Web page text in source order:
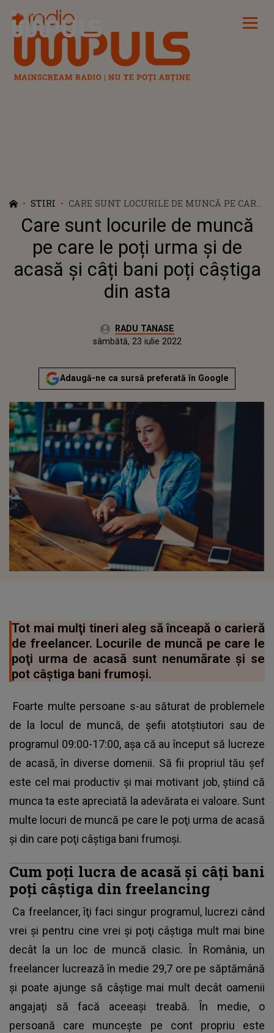
Radio Impuls
STIRI
CARE SUNT LOCURILE DE MUNCĂ PE CARE
LE POȚI URMA ȘI DE ACASĂ ȘI CÂȚI BANI
POȚI CÂȘTIGA DIN ASTA
Care sunt locurile de muncă
pe care le poți urma și de
acasă și câți bani poți câștiga
din asta
Autor:RADU TANASE
Actualizat:
sâmbătă, 23 iulie 2022
Adaugă-ne ca sursă preferată în Google
Tot mai mulţi tineri aleg să înceapă o carieră
de freelancer. Locurile de muncă pe care le
poţi urma de acasă sunt nenumărate şi se
pot câştiga bani frumoşi.
Foarte multe persoane s-au săturat de problemele
de la locul de muncă, de şefii atotştiutori sau de
programul 09:00-17:00, aşa că au început să lucreze
de acasă, în diverse domenii. Să fii propriul tău şef
este cel mai productiv şi mai motivant job, ştiind că
munca ta este apreciată la adevărata ei valoare. Sunt
multe locuri de muncă pe care le poţi urma de acasă
şi din care poţi câştiga bani frumoşi.
Cum poţi lucra de acasă şi câţi bani
poţi câştiga din freelancing
Ca freelancer, îţi faci singur programul, lucrezi când
vrei şi pentru cine vrei şi poţi câştiga mult mai bine
decât la un loc de muncă clasic. În România, un
freelancer lucrează în medie 29,7 ore pe săptămână
şi poate ajunge să câştige mai mult decât oamenii
angajaţi să facă aceeaşi treabă. În medie, o
persoană care munceşte pe cont propriu este